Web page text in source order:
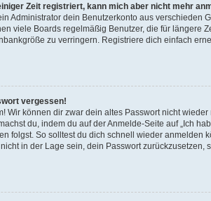
Zeit registriert, kann mich aber nicht mehr
Administrator dein Benutzerkonto aus verschieden
viele Boards regelmäßig Benutzer, die für längere
zu verringern. Registriere dich einfach
vergessen!
Wir können dir zwar dein altes Passwort nicht
du, indem du auf der Anmelde-Seite auf „Ich
folgst. So solltest du dich schnell wieder anmelden
in der Lage sein, dein Passwort zurückzusetzen,